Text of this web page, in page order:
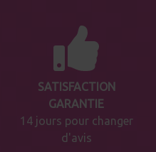
SATISFACTION
GARANTIE
14 jours pour changer
d'avis